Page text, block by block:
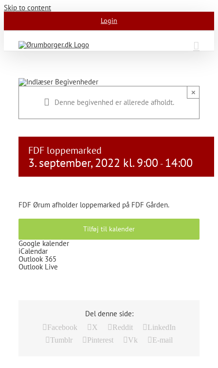
Skip to content
Login
Denne begivenhed er allerede afholdt.
×
FDF loppemarked
3. september, 2022 kl. 9:00 - 14:00
FDF Ørum afholder loppemarked på FDF Gården.
Tilføj til kalender
Google kalender
iCalendar
Outlook 365
Outlook Live
Del denne side:
Facebook X Reddit
LinkedIn
Tumblr
Pinterest Vk E-mail